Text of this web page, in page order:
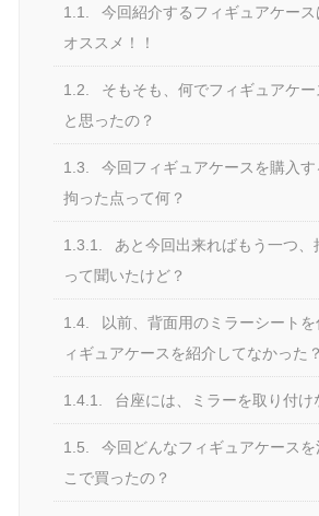
1.1.
今回紹介するフィギュアケー
オススメ！！
1.2.
そもそも、何でフィギュアケー
と思ったの？
1.3.
今回フィギュアケースを購入す
拘った点って何？
1.3.1.
あと今回出来ればもう一つ、
って聞いたけど？
1.4.
以前、背面用のミラーシート
ィギュアケースを紹介してなかった？
1.4.1. 台座には、ミラーを取り付け
1.5.
今回どんなフィギュアケース
こで買ったの？